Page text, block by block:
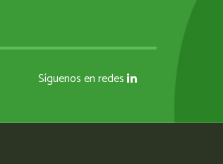
Síguenos en redes